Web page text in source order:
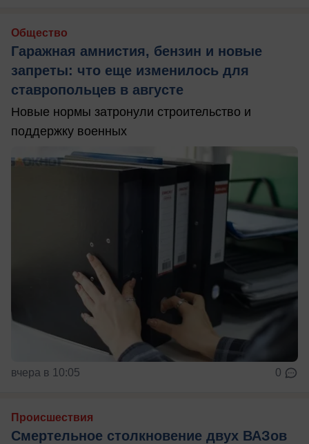
Общество
Гаражная амнистия, бензин и новые
запреты: что еще изменилось для
ставропольцев в августе
Новые нормы затронули строительство и
поддержку военных
вчера в 10:05 0
Происшествия
Смертельное столкновение двух ВАЗов